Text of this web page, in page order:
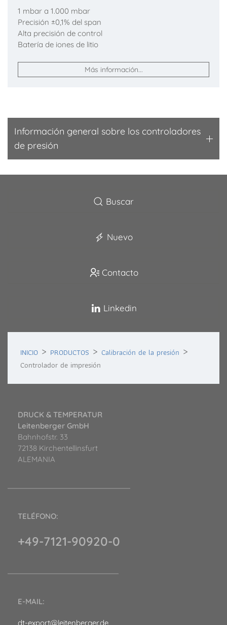
1 mbar a 1.000 mbar
Precisión ±0,1% del span
Alta precisión de control
Batería de iones de litio
Más información...
Información general sobre los controladores
de presión
Buscar
Nuevo
Contacto
Linkedin
INICIO PRODUCTOS
Calibración de la presión
Controlador de impresión
DRUCK & TEMPERATUR
Leitenberger GmbH
Bahnhofstr. 33
72138 Kirchentellinsfurt
ALEMANIA
TELÉFONO:
+49-7121-90920-0
E-MAIL:
dt-export@leitenberger.de